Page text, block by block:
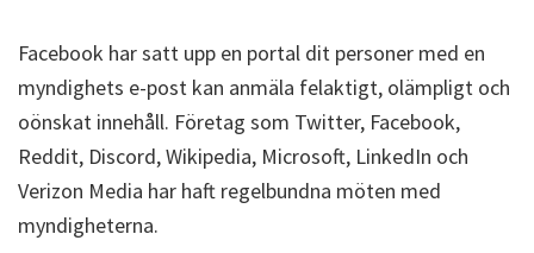
Facebook har satt upp en portal dit personer med en
myndighets e-post kan anmäla felaktigt, olämpligt och
oönskat innehåll. Företag som Twitter, Facebook,
Reddit, Discord, Wikipedia, Microsoft, LinkedIn och
Verizon Media har haft regelbundna möten med
myndigheterna.